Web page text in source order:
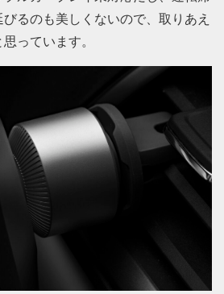
るのも美しくないので、取りあえ
っています。